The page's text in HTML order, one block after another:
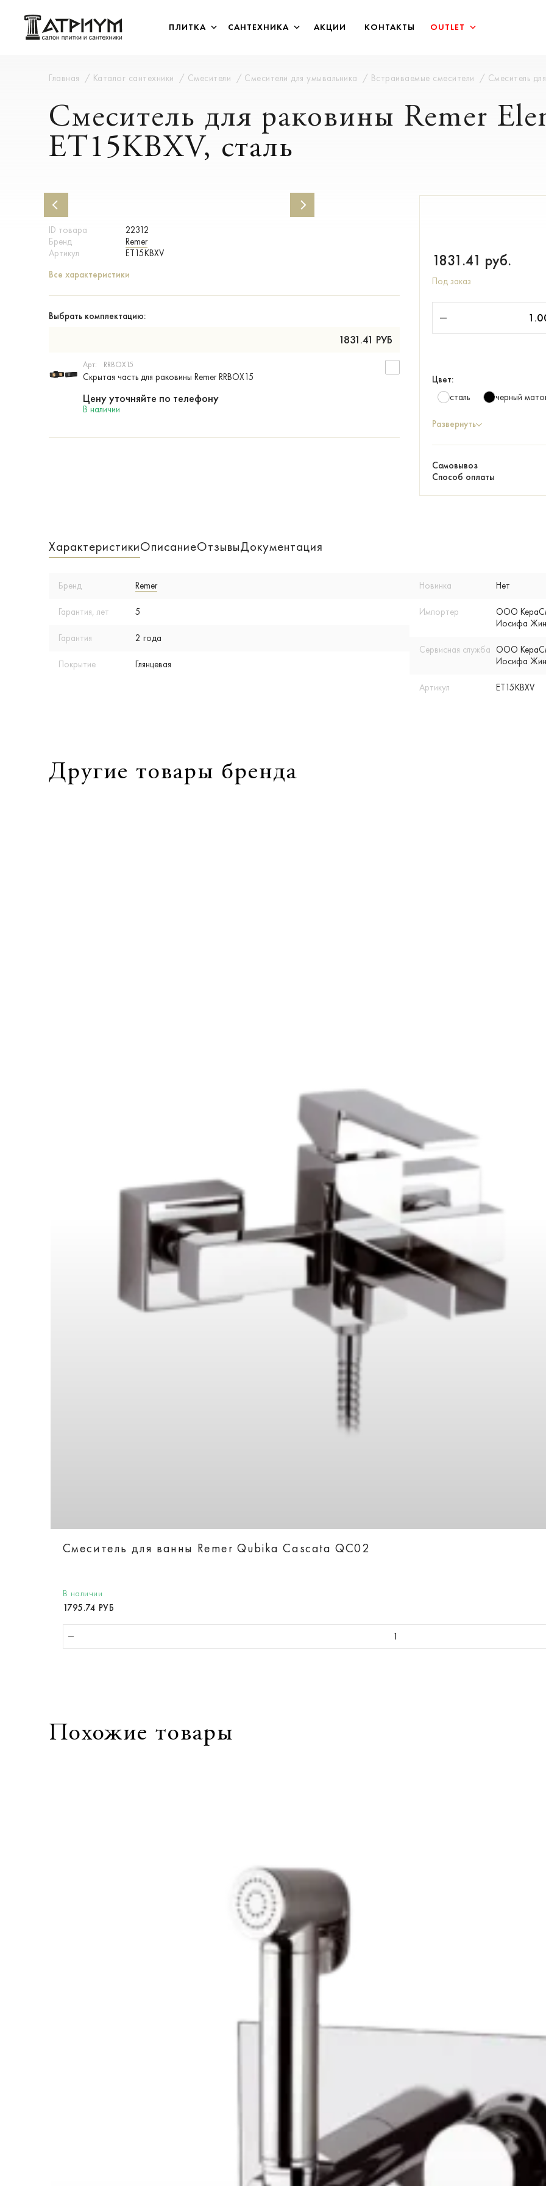
ПЛИТКА САНТЕХНИКА АКЦИИ КОНТАКТЫ OUTLET
Главная Каталог сантехники Смесители Смесители для умывальника Встраиваемые смесители Смеситель
Смеситель для раковины Remer
ET15KBXV, сталь
ID товара
22312
Бренд
Remer
Артикул
ET15KBXV
Все характеристики
Выбрать комплектацию:
1831.41 РУБ
Скрытая часть для раковины Remer RRBOX15
Арт: RRBOX15
В наличии
Цену уточняйте по телефону
1831.41 руб.
Под заказ
Цвет:
сталь
черный
Развернуть
Самовывоз
Способ оплаты
ХарактеристикиОписаниеОтзывыДокументация
Бренд Remer
Гарантия, лет 5
Гарантия 2 года
Покрытие Глянцевая
Новинка Нет
Импортер
ООО
Иосифа
Сервисная служба ООО
Иосифа
Артикул ET15KBXV
Другие товары бренда
Смеситель для ванны Remer Qubika Cascata QC02
В наличии
1795.74 РУБ
Похожие товары